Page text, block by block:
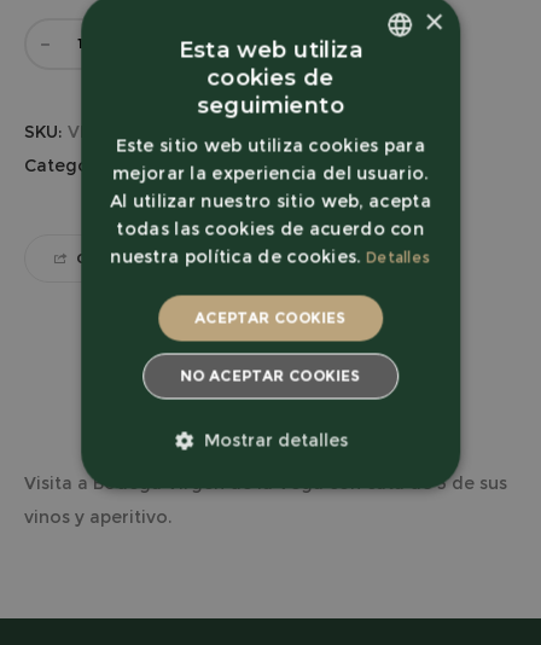
AÑADIR AL CARRITO
SKU: VISITA-20
Categoría:Enoturismo
COMPARTIR
Visita a Bodega Virgen de la Vega con cata de 3 de sus
vinos y aperitivo.
Spanish
French
×
Esta web utiliza
cookies de
seguimiento
Este sitio web utiliza cookies para
mejorar la experiencia del usuario.
Al utilizar nuestro sitio web, acepta
todas las cookies de acuerdo con
nuestra política de cookies. Detalles
ACEPTAR COOKIES
NO ACEPTAR COOKIES
Mostrar detalles
ESTRICTAMENTE